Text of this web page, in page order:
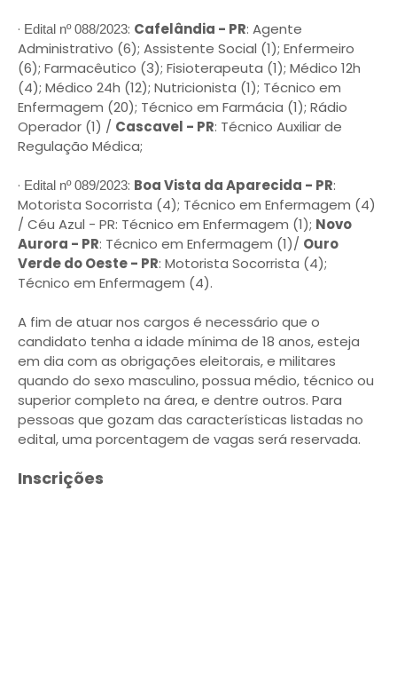
· Edital nº 088/2023: Cafelândia - PR: Agente
Administrativo (6); Assistente Social (1); Enfermeiro
(6); Farmacêutico (3); Fisioterapeuta (1); Médico 12h
(4); Médico 24h (12); Nutricionista (1); Técnico em
Enfermagem (20); Técnico em Farmácia (1); Rádio
Operador (1) / Cascavel - PR: Técnico Auxiliar de
Regulação Médica;
· Edital nº 089/2023: Boa Vista da Aparecida - PR:
Motorista Socorrista (4); Técnico em Enfermagem (4)
/ Céu Azul - PR: Técnico em Enfermagem (1); Novo
Aurora - PR: Técnico em Enfermagem (1)/ Ouro
Verde do Oeste - PR: Motorista Socorrista (4);
Técnico em Enfermagem (4).
A fim de atuar nos cargos é necessário que o
candidato tenha a idade mínima de 18 anos, esteja
em dia com as obrigações eleitorais, e militares
quando do sexo masculino, possua médio, técnico ou
superior completo na área, e dentre outros. Para
pessoas que gozam das características listadas no
edital, uma porcentagem de vagas será reservada.
Inscrições